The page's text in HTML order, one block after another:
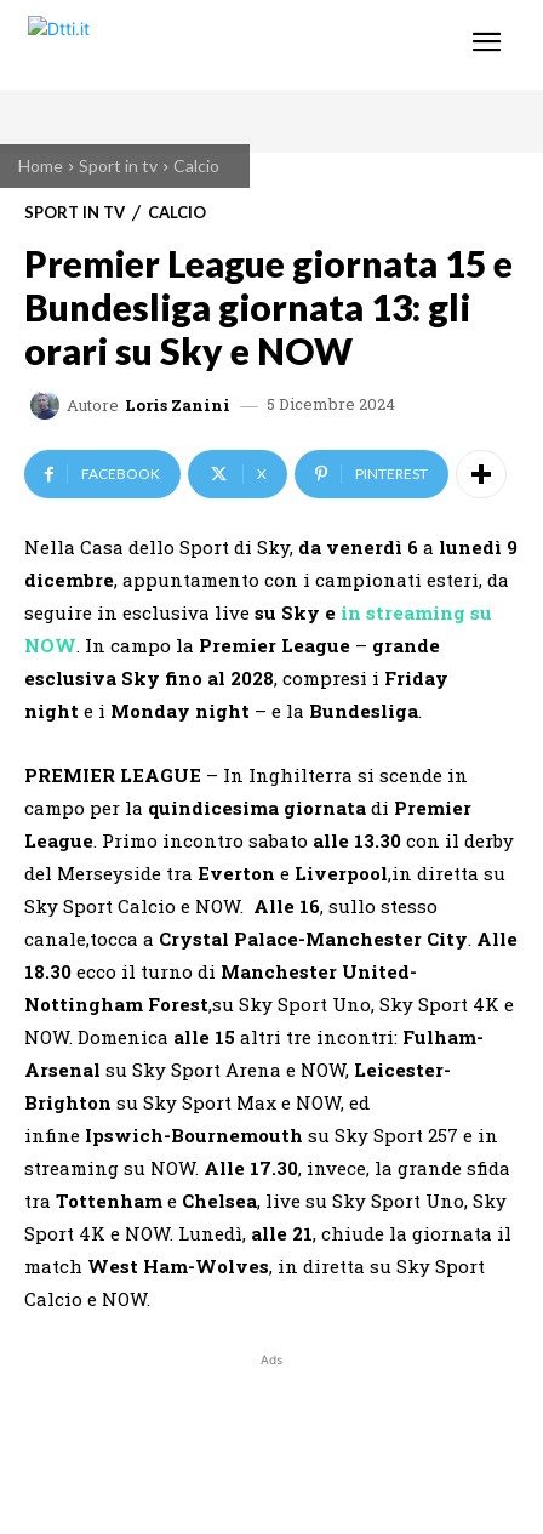
Home Sport in tv Calcio
SPORT IN TV CALCIO
Premier League giornata 15 e
Bundesliga giornata 13: gli
orari su Sky e NOW
Autore Loris Zanini 5 Dicembre 2024
FACEBOOK X PINTEREST
Nella Casa dello Sport di Sky, da venerdì 6 a lunedì 9
dicembre, appuntamento con i campionati esteri, da
seguire in esclusiva live su Sky e in streaming su
NOW. In campo la Premier League – grande
esclusiva Sky fino al 2028, compresi i Friday
night e i Monday night – e la Bundesliga.
PREMIER LEAGUE – In Inghilterra si scende in
campo per la quindicesima giornata di Premier
League. Primo incontro sabato alle 13.30 con il derby
del Merseyside tra Everton e Liverpool,in diretta su
Sky Sport Calcio e NOW. Alle 16, sullo stesso
canale,tocca a Crystal Palace-Manchester City. Alle
18.30 ecco il turno di Manchester United-
Nottingham Forest,su Sky Sport Uno, Sky Sport 4K e
NOW. Domenica alle 15 altri tre incontri: Fulham-
Arsenal su Sky Sport Arena e NOW, Leicester-
Brighton su Sky Sport Max e NOW, ed
infine Ipswich-Bournemouth su Sky Sport 257 e in
streaming su NOW. Alle 17.30, invece, la grande sfida
tra Tottenham e Chelsea, live su Sky Sport Uno, Sky
Sport 4K e NOW. Lunedì, alle 21, chiude la giornata il
match West Ham-Wolves, in diretta su Sky Sport
Calcio e NOW.
Ads